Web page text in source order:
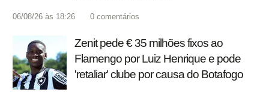
06/08/26 às 18:26 0 comentários
Zenit pede € 35 milhões fixos ao
Flamengo por Luiz Henrique e pode
'retaliar' clube por causa do Botafogo